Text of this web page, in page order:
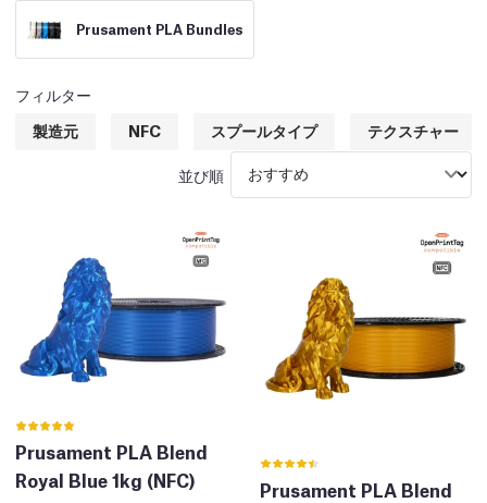
Prusament PLA Bundles
フィルター
製造元
NFC スプールタイプ テクスチャー
並び順
Prusament PLA Blend
Royal Blue 1kg (NFC)
Prusament PLA Blend